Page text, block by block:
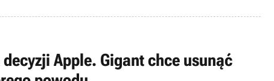
Apple. Gigant chce usunąć